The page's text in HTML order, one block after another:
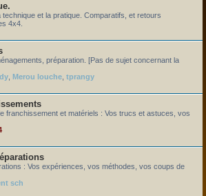
technique et la pratique. Comparatifs, et retours
4x4.
préparation. [Pas de sujet concernant la
Merou louche tprangy
franchissement et matériels : Vos trucs et astuces, vos
: Vos expériences, vos méthodes, vos coups de
sch